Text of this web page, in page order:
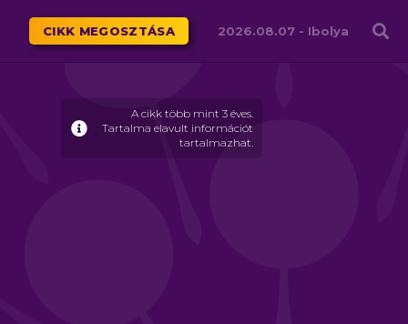
Családháló
CIKK MEGOSZTÁSA 2026.08.07 - Ibolya
A cikk több mint 3 éves.
Tartalma elavult információt
tartalmazhat.